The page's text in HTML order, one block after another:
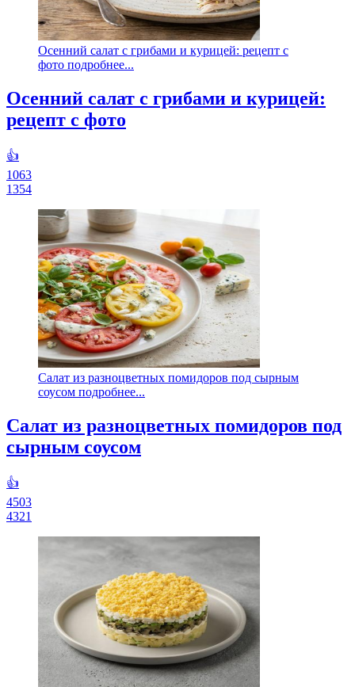
Осенний салат с грибами и курицей: рецепт с
фото подробнее...
Осенний салат с грибами и курицей:
рецепт с фото
👍
1063
1354
Салат из разноцветных помидоров под сырным
соусом подробнее...
Салат из разноцветных помидоров под
сырным соусом
👍
4503
4321